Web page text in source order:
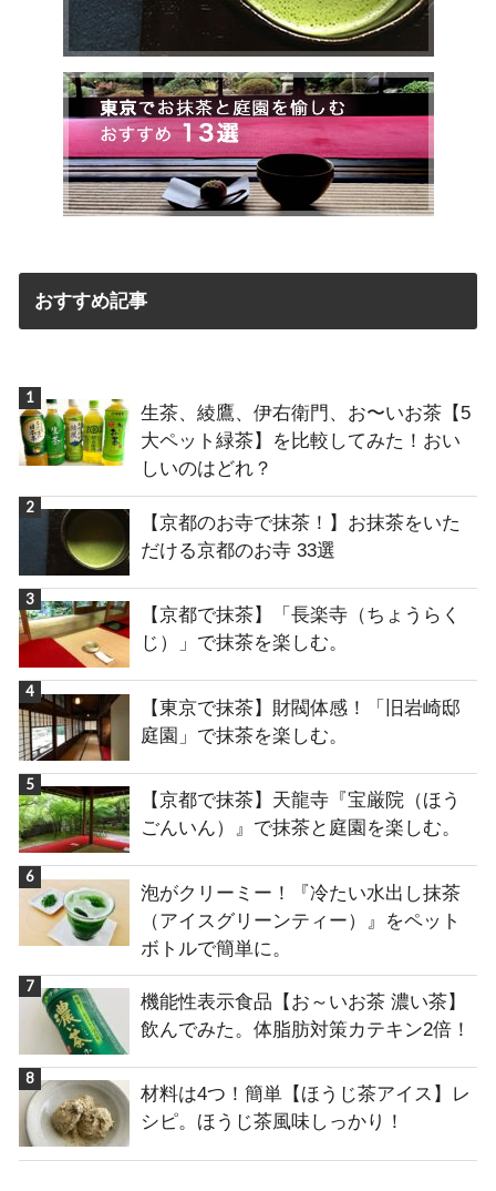
おすすめ記事
生茶、綾鷹、伊右衛門、お〜いお茶【5
大ペット緑茶】を比較してみた！おい
しいのはどれ？
【京都のお寺で抹茶！】お抹茶をいた
だける京都のお寺 33選
【京都で抹茶】「長楽寺（ちょうらく
じ）」で抹茶を楽しむ。
【東京で抹茶】財閥体感！「旧岩崎邸
庭園」で抹茶を楽しむ。
【京都で抹茶】天龍寺『宝厳院（ほう
ごんいん）』で抹茶と庭園を楽しむ。
泡がクリーミー！『冷たい水出し抹茶
（アイスグリーンティー）』をペット
ボトルで簡単に。
機能性表示食品【お～いお茶 濃い茶】
飲んでみた。体脂肪対策カテキン2倍！
材料は4つ！簡単【ほうじ茶アイス】レ
シピ。ほうじ茶風味しっかり！